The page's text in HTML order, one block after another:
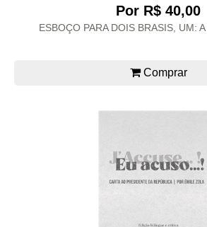
Por R$ 40,00
ESBOÇO PARA DOIS BRASIS, UM: A
Comprar